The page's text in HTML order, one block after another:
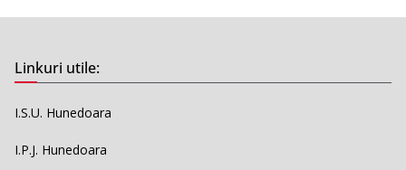
Linkuri utile:
I.S.U. Hunedoara
I.P.J. Hunedoara